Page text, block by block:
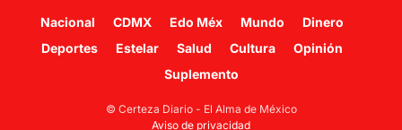
Nacional CDMX Edo Méx Mundo
Dinero
Deportes
Estelar Salud Cultura
Opinión
Suplemento
© Certeza Diario - El Alma de México
Aviso de privacidad